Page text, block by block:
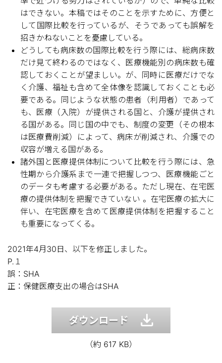
はできない。本稿ではそのことを示すために、方便と
して国際比較を行っているが、そうであっても誤解を
招きかねないことを憂慮している。
どうしても病床数の国際比較を行う際には、総病床数
だけ見て終わるのではなく、医療機能別の病床数も確
認しておくことが望ましい。が、同時に医療だけでな
く介護、福祉も含めて全体像を認識しておくことも必
要である。同じような状態の患者（利用者）であって
も、医療（入院）が提供される国と、介護が提供され
る国がある。同じ国の中でも、制度の変更（その根本
は医療費削減）によって、病床が削減され、介護での
収容が増える国がある。
諸外国と医療提供体制について比較を行う際には、急
性期から介護系まで一連で把握しつつ、医療機能ごと
のデータも考慮する必要がある。ただし現在、在宅医
療の提供体制を把握できていない 。在宅医療の拡大に
伴い、在宅医療を含めて医療提供体制を把握すること
も重要になってくる。
2021年4月30日、以下を修正しました。
P.１
誤：SHA
正：保健医療支出の場合はSHA
ダウンロード
（約 617 KB）